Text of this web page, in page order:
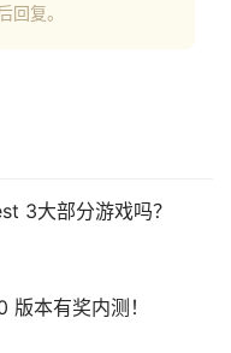
回复。
3大部分游戏吗？
版本有奖内测！